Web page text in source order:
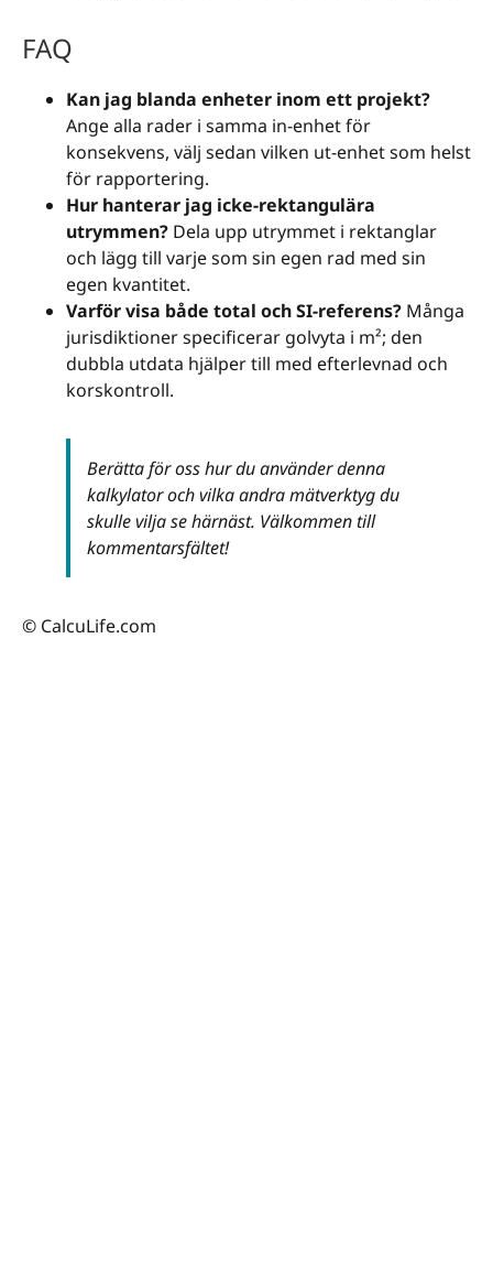
FAQ
Kan jag blanda enheter inom ett projekt?
Ange alla rader i samma in-enhet för
konsekvens, välj sedan vilken ut-enhet som helst
för rapportering.
Hur hanterar jag icke-rektangulära
utrymmen? Dela upp utrymmet i rektanglar
och lägg till varje som sin egen rad med sin
egen kvantitet.
Varför visa både total och SI-referens? Många
jurisdiktioner specificerar golvyta i m²; den
dubbla utdata hjälper till med efterlevnad och
korskontroll.
Berätta för oss hur du använder denna
kalkylator och vilka andra mätverktyg du
skulle vilja se härnäst. Välkommen till
kommentarsfältet!
© CalcuLife.com